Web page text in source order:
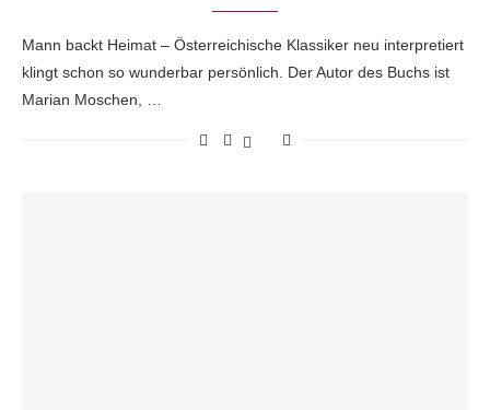
Mann backt Heimat – Österreichische Klassiker neu interpretiert
klingt schon so wunderbar persönlich. Der Autor des Buchs ist
Marian Moschen, …